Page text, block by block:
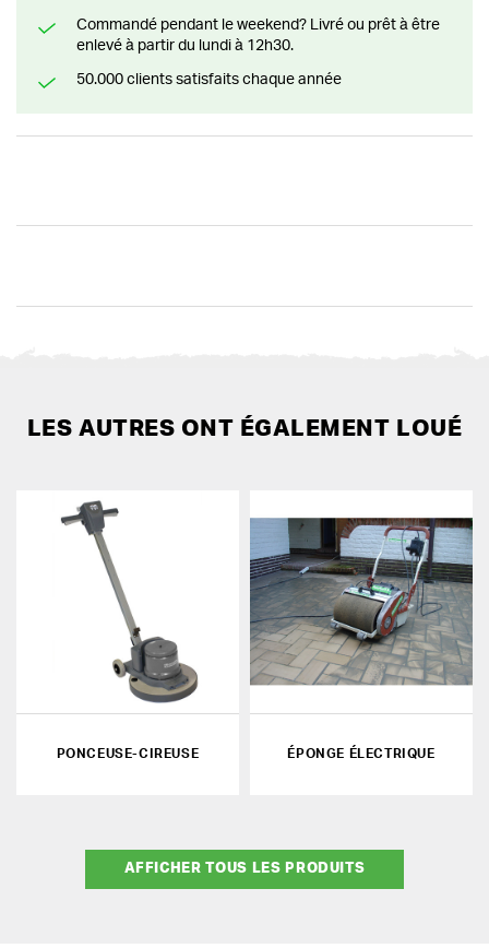
Commandé pendant le weekend? Livré ou prêt à être
enlevé à partir du lundi à 12h30.
50.000 clients satisfaits chaque année
LES AUTRES ONT ÉGALEMENT LOUÉ
PONCEUSE-CIREUSE ÉPONGE ÉLECTRIQUE
AFFICHER TOUS LES PRODUITS